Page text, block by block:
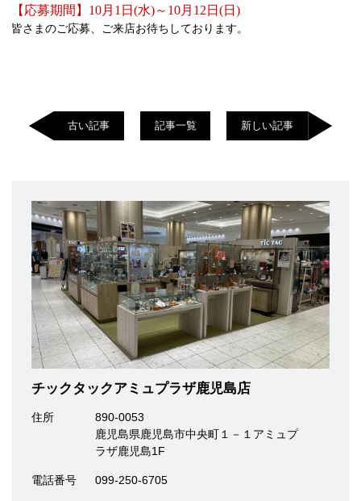
【応募期間】10月1日(水)～10月12日(日)
皆さまのご応募、ご来店お待ちしております。
古い記事 記事一覧 新しい記事
チックタックアミュプラザ鹿児島店
住所
890-0053
鹿児島県鹿児島市中央町１－１アミュプ
ラザ鹿児島1F
電話番号 099-250-6705